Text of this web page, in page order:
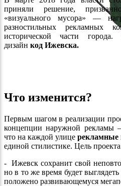
приняли решение,
«визуального мусора» —
разностильных рекламных
исторической части
дизайн код Ижевска.
Что изменится?
Первым шагом в реализации
концепции наружной
что на каждой улице рекламные
единой стилистике. Цель
- Ижевск сохранит свой
но в то же время будет
положено развивающемуся